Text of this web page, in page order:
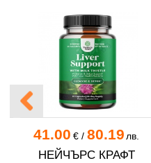
41.00 €/ 80.19 лв.
НЕЙЧЪРС КРАФТ